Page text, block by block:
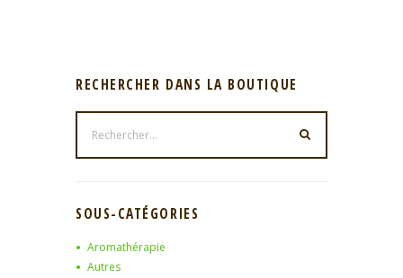
RECHERCHER DANS LA BOUTIQUE
SOUS-CATÉGORIES
Aromathérapie
Autres